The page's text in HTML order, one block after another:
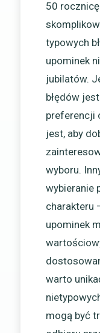
50
typowych
upominek
jubilatów.
błędów
preferencji
jest, aby
wyboru.
wybieranie
charakteru
upominek
warto
mogą być